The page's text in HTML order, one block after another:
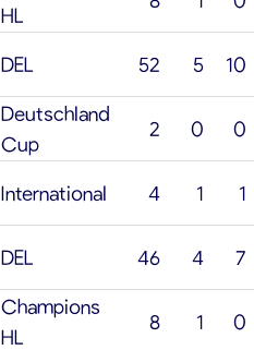
HL
DEL 52 5 10
Deutschland
Cup
2 0
0
International 4 1
1
DEL 46 4
7
Champions
HL
8 1
0